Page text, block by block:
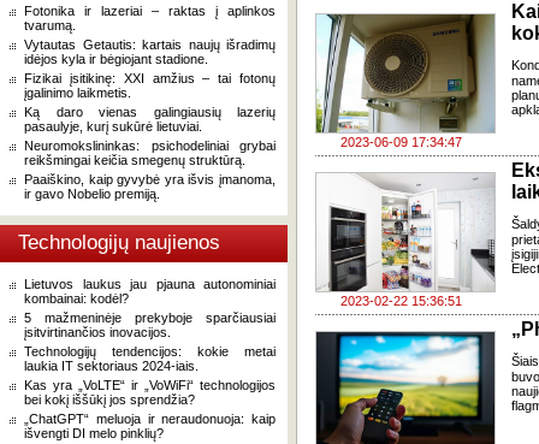
Fotonika ir lazeriai – raktas į aplinkos
tvarumą.
Vytautas Getautis: kartais naujų išradimų
idėjos kyla ir bėgiojant stadione.
Fizikai įsitikinę: XXI amžius – tai fotonų
įgalinimo laikmetis.
Ką daro vienas galingiausių lazerių
pasaulyje, kurį sukūrė lietuviai.
Neuromokslininkas: psichodeliniai grybai
reikšmingai keičia smegenų struktūrą.
Paaiškino, kaip gyvybė yra išvis įmanoma,
ir gavo Nobelio premiją.
Technologijų naujienos
Lietuvos laukus jau pjauna autonominiai
kombainai: kodėl?
5 mažmeninėje prekyboje sparčiausiai
įsitvirtinančios inovacijos.
Technologijų tendencijos: kokie metai
laukia IT sektoriaus 2024-iais.
Kas yra „VoLTE“ ir „VoWiFi“ technologijos
bei kokį iššūkį jos sprendžia?
„ChatGPT“ meluoja ir neraudonuoja: kaip
išvengti DI melo pinklių?
2023-06-09 17:34:47
2023-02-22 15:36:51